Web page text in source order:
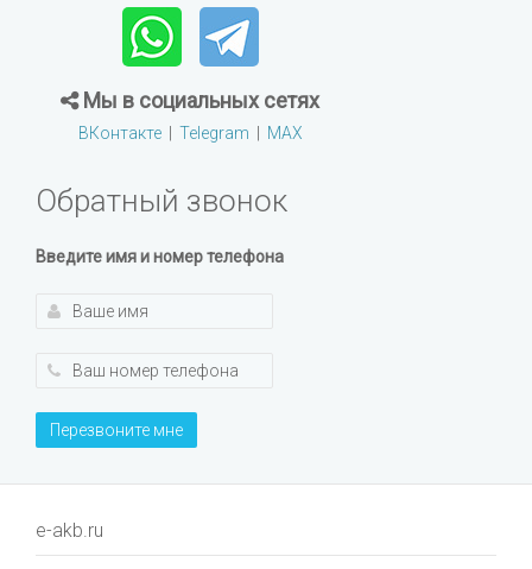
Мы в социальных сетях
ВКонтакте| Telegram | MAX
Обратный звонок
Введите имя и номер телефона
Перезвоните мне
e-akb.ru